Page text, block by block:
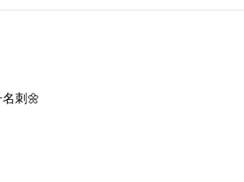
名刺🌼